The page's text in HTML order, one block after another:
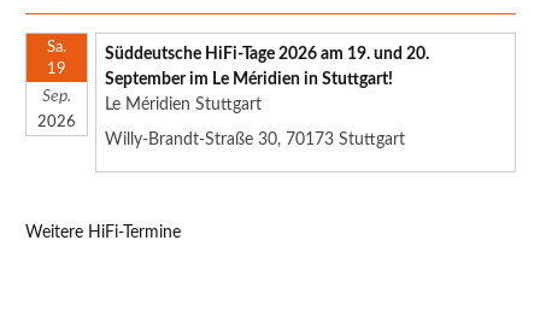
Sa.
19
Sep.
2026
Süddeutsche HiFi-Tage 2026 am 19. und 20.
September im Le Méridien in Stuttgart!
Le Méridien Stuttgart
Willy-Brandt-Straße 30, 70173 Stuttgart
Weitere HiFi-Termine